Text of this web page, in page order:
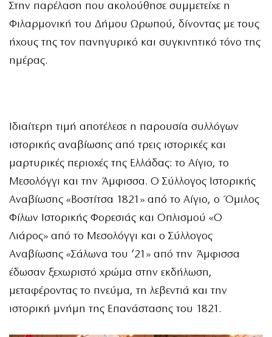
Στην παρέλαση που ακολούθησε συμμετείχε η
Φιλαρμονική του Δήμου Ωρωπού, δίνοντας με τους
ήχους της τον πανηγυρικό και συγκινητικό τόνο της
ημέρας.
Ιδιαίτερη τιμή αποτέλεσε η παρουσία συλλόγων
ιστορικής αναβίωσης από τρεις ιστορικές και
μαρτυρικές περιοχές της Ελλάδας: το Αίγιο, το
Μεσολόγγι και την Άμφισσα. Ο Σύλλογος Ιστορικής
Αναβίωσης «Βοστίτσα 1821» από το Αίγιο, ο Όμιλος
Φίλων Ιστορικής Φορεσιάς και Οπλισμού «Ο
Λιάρος» από το Μεσολόγγι και ο Σύλλογος
Αναβίωσης «Σάλωνα του ’21» από την Άμφισσα
έδωσαν ξεχωριστό χρώμα στην εκδήλωση,
μεταφέροντας το πνεύμα, τη λεβεντιά και την
ιστορική μνήμη της Επανάστασης του 1821.